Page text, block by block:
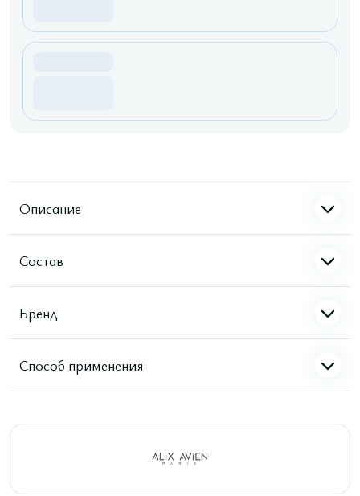
Описание
Состав
Бренд
Способ применения